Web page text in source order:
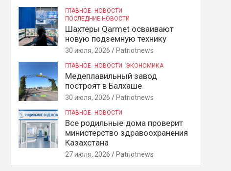
ГЛАВНОЕ
НОВОСТИ
ПОСЛЕДНИЕ НОВОСТИ
Шахтеры Qarmet осваивают
новую подземную технику
30 июля, 2026 Patriotnews
ГЛАВНОЕ НОВОСТИ ЭКОНОМИКА
Медеплавильный завод
построят в Балхаше
30 июля, 2026 Patriotnews
ГЛАВНОЕ НОВОСТИ
Все родильные дома проверит
министерство здравоохранения
Казахстана
27 июля, 2026 Patriotnews